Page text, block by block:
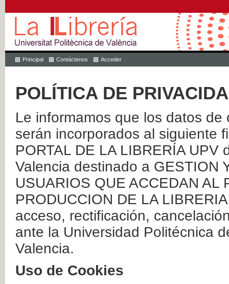
Principal Contáctenos Acceder
POLÍTICA DE
Le informamos que los datos
serán incorporados al siguiente
PORTAL DE LA LIBRERÍA
Valencia destinado a GESTION
USUARIOS QUE ACCEDAN AL
PRODUCCION DE LA
acceso, rectificación,
ante la Universidad Politécnica
Valencia.
Uso de Cookies